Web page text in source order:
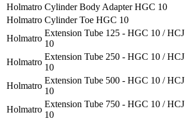
Holmatro Cylinder Body Adapter HGC 10
Holmatro Cylinder Toe HGC 10
Holmatro
Extension Tube 125 - HGC 10 / HCJ
10
Holmatro
Extension Tube 250 - HGC 10 / HCJ
10
Holmatro
Extension Tube 500 - HGC 10 / HCJ
10
Holmatro
Extension Tube 750 - HGC 10 / HCJ
10